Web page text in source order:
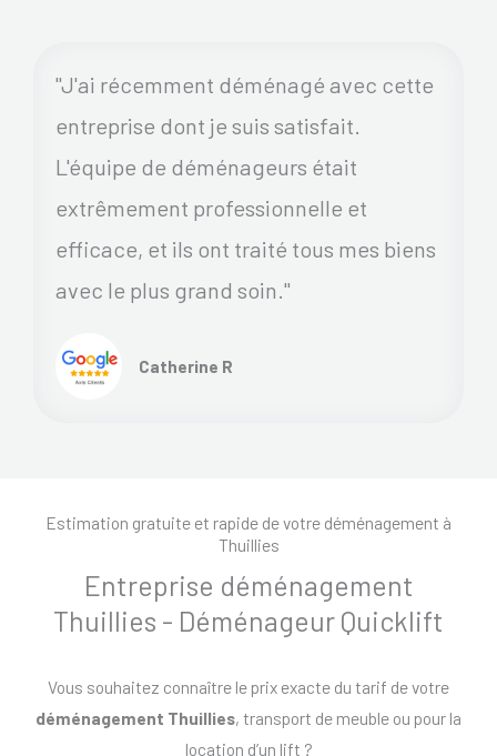
"J'ai récemment déménagé avec cette
entreprise dont je suis satisfait.
L'équipe de déménageurs était
extrêmement professionnelle et
efficace, et ils ont traité tous mes biens
avec le plus grand soin."
Catherine R
Estimation gratuite et rapide de votre déménagement à
Thuillies
Entreprise déménagement
Thuillies - Déménageur Quicklift
Vous souhaitez connaître le prix exacte du tarif de votre
déménagement Thuillies, transport de meuble ou pour la
location d’un lift ?